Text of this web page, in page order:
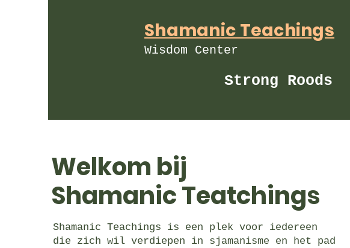
Shamanic Teachings
Wisdom Center
Strong Roods
Welkom bij
Shamanic Teatchings
Shamanic Teachings is een plek voor iedereen
die zich wil verdiepen in sjamanisme en het pad